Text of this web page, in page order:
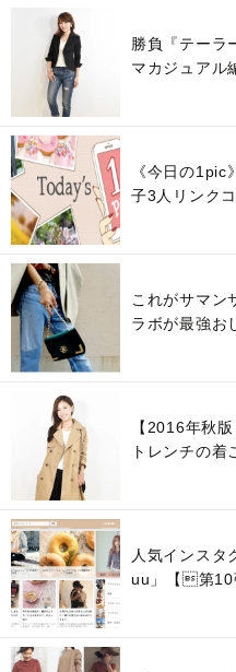
勝負『テーラ
マカジュアル
《今日の
子3人リンク
これがサマン
ラボが最強お
【2016年秋
トレンチの着
人気インスタ
uu」【第10